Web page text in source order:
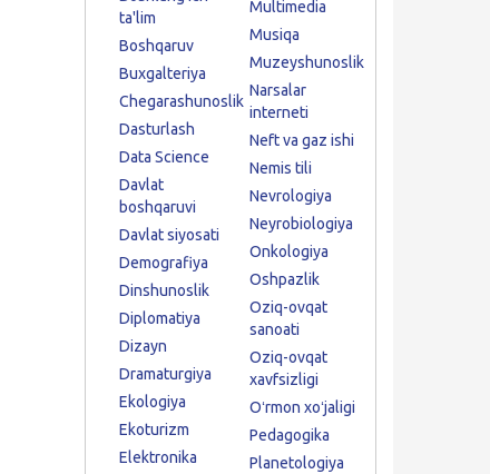
ta'lim
Boshqaruv
Buxgalteriya
Chegarashunoslik
Dasturlash
Data Science
Davlat
boshqaruvi
Davlat siyosati
Demografiya
Dinshunoslik
Diplomatiya
Dizayn
Dramaturgiya
Ekologiya
Ekoturizm
Elektronika
Multimedia
Musiqa
Muzeyshunoslik
Narsalar
interneti
Neft va gaz ishi
Nemis tili
Nevrologiya
Neyrobiologiya
Onkologiya
Oshpazlik
Oziq-ovqat
sanoati
Oziq-ovqat
xavfsizligi
Oʻrmon xoʻjaligi
Pedagogika
Planetologiya